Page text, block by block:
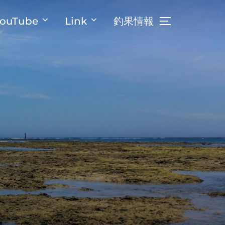
Link 釣果情報 サイドバーと